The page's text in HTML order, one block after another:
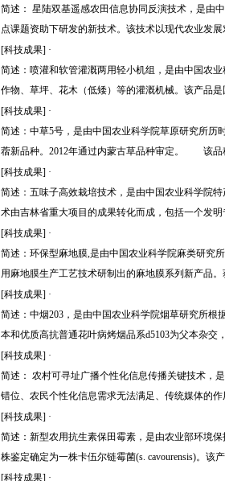
简述： 星陆双基遥感农田信息协同反演技术，是由
点课题资助下研发的新技术。该技术以现代农业发
[科技成果] ·
简述：喷灌和软管灌溉两用轻小机组，是由中国农
作物、草坪、花木（低矮）等的灌溉机械。该产品
[科技成果] ·
简述：中草5号，是由中国农业科学院草原研究所历
蓿新品种。2012年通过内蒙古草品种审定。 该品
[科技成果] ·
简述：五味子高效栽培技术，是由中国农业科学院
术由吉林省重大项目的成果转化而成，包括一个发
[科技成果] ·
简述：环保型麻地膜,是由中国农业科学院麻类研究
用麻地膜生产工艺技术研制出的麻地膜系列新产品
[科技成果] ·
简述：中烟203，是由中国农业科学院烟草研究所根
本和优质高抗普通花叶病烤烟品系d5103为父本杂交
[科技成果] ·
简述： 农村可寻址广播个性化信息传播关键技术，
错位、农民个性化信息需求无法满足、传统媒体的
[科技成果] ·
简述：新型农用抗生素保田霉素，是由农业部环境
株鉴定确定为一株卡伍尔链霉菌(s. cavourensis)。该
[科技成果] ·